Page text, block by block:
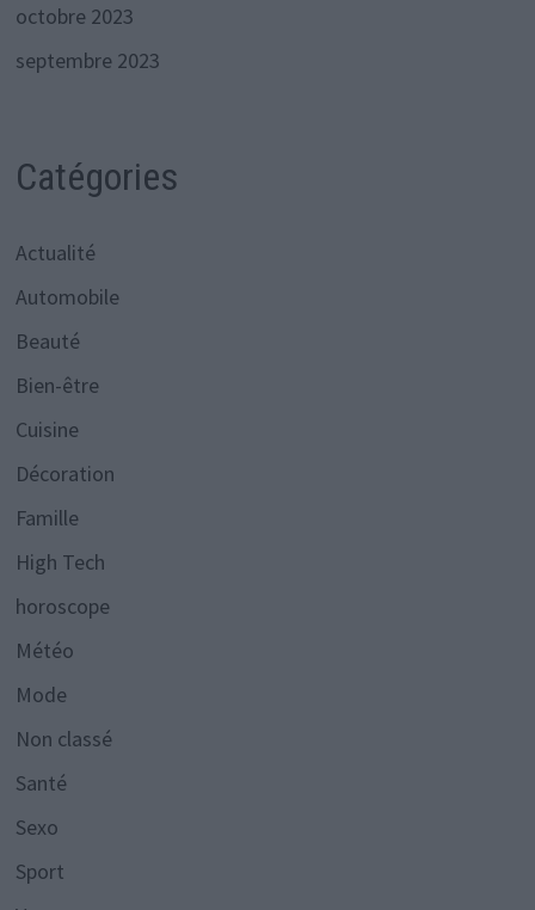
octobre 2023
septembre 2023
Catégories
Actualité
Automobile
Beauté
Bien-être
Cuisine
Décoration
Famille
High Tech
horoscope
Météo
Mode
Non classé
Santé
Sexo
Sport